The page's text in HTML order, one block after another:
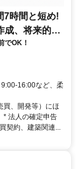
7時間と短め!
成、将来的に
OK！
16:00など、柔
買、開発等）にほ
* 法人の確定申告
契約、建築関連...